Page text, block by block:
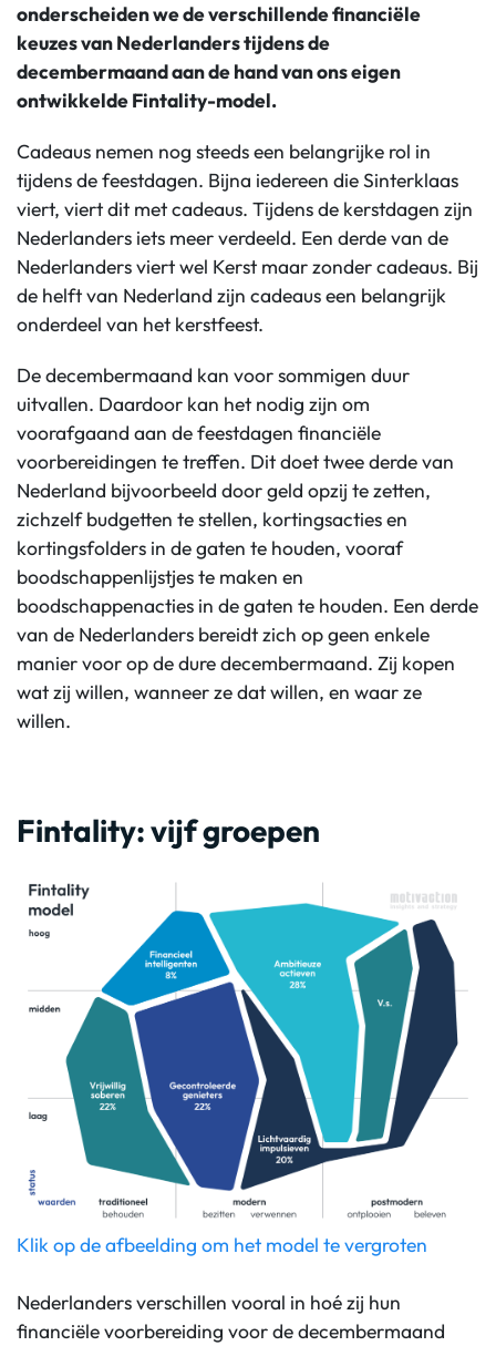
onderscheiden we de verschillende financiële
keuzes van Nederlanders tijdens de
decembermaand aan de hand van ons eigen
ontwikkelde Fintality-model.
Cadeaus nemen nog steeds een belangrijke rol in
tijdens de feestdagen. Bijna iedereen die Sinterklaas
viert, viert dit met cadeaus. Tijdens de kerstdagen zijn
Nederlanders iets meer verdeeld. Een derde van de
Nederlanders viert wel Kerst maar zonder cadeaus. Bij
de helft van Nederland zijn cadeaus een belangrijk
onderdeel van het kerstfeest.
De decembermaand kan voor sommigen duur
uitvallen. Daardoor kan het nodig zijn om
voorafgaand aan de feestdagen financiële
voorbereidingen te treffen. Dit doet twee derde van
Nederland bijvoorbeeld door geld opzij te zetten,
zichzelf budgetten te stellen, kortingsacties en
kortingsfolders in de gaten te houden, vooraf
boodschappenlijstjes te maken en
boodschappenacties in de gaten te houden. Een derde
van de Nederlanders bereidt zich op geen enkele
manier voor op de dure decembermaand. Zij kopen
wat zij willen, wanneer ze dat willen, en waar ze
willen.
Fintality: vijf groepen
Klik op de afbeelding om het model te vergroten
Nederlanders verschillen vooral in hoé zij hun
financiële voorbereiding voor de decembermaand